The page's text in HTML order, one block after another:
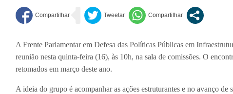
A Frente Parlamentar em Defesa das Políticas Públicas em
reunião nesta quinta-feira (16), às 10h, na sala de comissões. O
retomados em março deste ano.
A ideia do grupo é acompanhar as ações estruturantes e no avanço de